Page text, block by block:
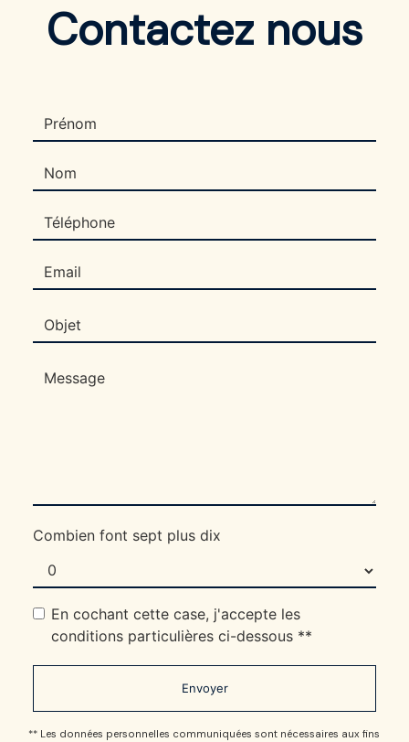
Contactez nous
Combien font sept plus dix
En cochant cette case, j'accepte les
conditions particulières ci-dessous **
Envoyer
** Les données personnelles communiquées sont nécessaires aux fins